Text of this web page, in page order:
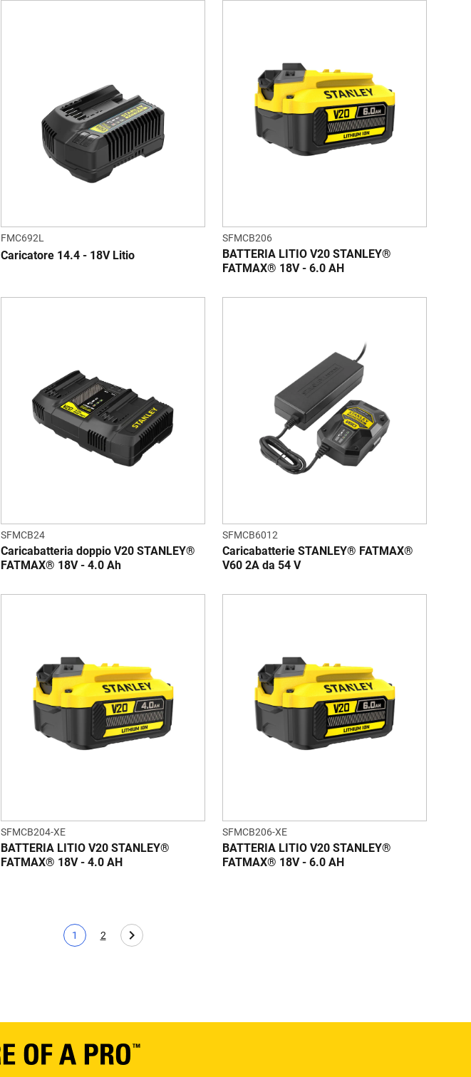
FMC692L
Caricatore 14.4 - 18V Litio
SFMCB206
BATTERIA LITIO V20 STANLEY®
FATMAX® 18V - 6.0 AH
SFMCB24
Caricabatteria doppio V20 STANLEY®
FATMAX® 18V - 4.0 Ah
SFMCB6012
Caricabatterie STANLEY® FATMAX®
V60 2A da 54 V
SFMCB204-XE
BATTERIA LITIO V20 STANLEY®
FATMAX® 18V - 4.0 AH
SFMCB206-XE
BATTERIA LITIO V20 STANLEY®
FATMAX® 18V - 6.0 AH
Pagina corrente
1
Page
2